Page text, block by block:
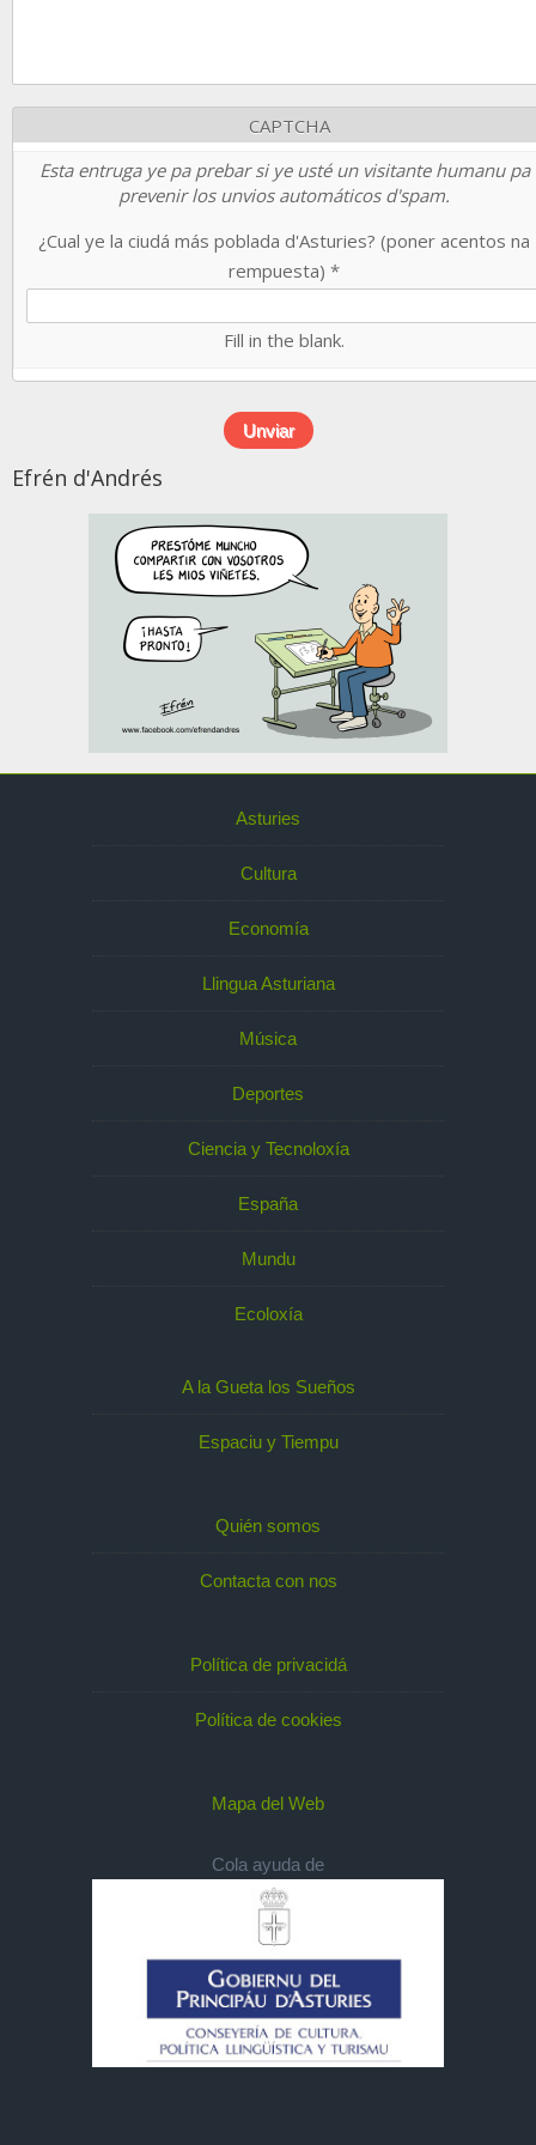
CAPTCHA
Esta entruga ye pa prebar si ye usté un visitante humanu pa
prevenir los unvios automáticos d'spam.
¿Cual ye la ciudá más poblada d'Asturies? (poner acentos na
rempuesta) *
Fill in the blank.
Efrén d'Andrés
Asturies
Cultura
Economía
Llingua Asturiana
Música
Deportes
Ciencia y Tecnoloxía
España
Mundu
Ecoloxía
A la Gueta los Sueños
Espaciu y Tiempu
Quién somos
Contacta con nos
Política de privacidá
Política de cookies
Mapa del Web
Cola ayuda de